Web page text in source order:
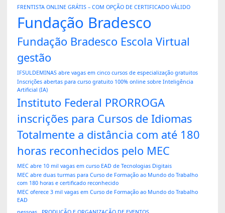
FRENTISTA ONLINE GRÁTIS – COM OPÇÃO DE CERTIFICADO VÁLIDO
Fundação Bradesco
Fundação Bradesco Escola Virtual
gestão
IFSULDEMINAS abre vagas em cinco cursos de especialização gratuitos
Inscrições abertas para curso gratuito 100% online sobre Inteligência
Artificial (IA)
Instituto Federal PRORROGA
inscrições para Cursos de Idiomas
Totalmente a distância com até 180
horas reconhecidos pelo MEC
MEC abre 10 mil vagas em curso EAD de Tecnologias Digitais
MEC abre duas turmas para Curso de Formação ao Mundo do Trabalho
com 180 horas e certificado reconhecido
MEC oferece 3 mil vagas em Curso de Formação ao Mundo do Trabalho
EAD